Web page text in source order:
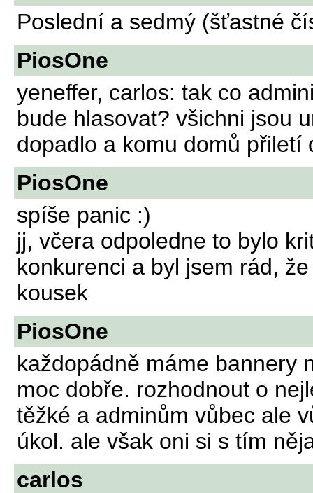
Poslední a sedmý (šťastné
PiosOne
yeneffer, carlos: tak co
bude hlasovat? všichni jsou
dopadlo a komu domů přiletí
PiosOne
spíše panic :)
jj, včera odpoledne to bylo
konkurenci a byl jsem rád,
kousek
PiosOne
každopádně máme bannery
moc dobře. rozhodnout o
těžké a adminům vůbec ale
úkol. ale však oni si s tím
carlos